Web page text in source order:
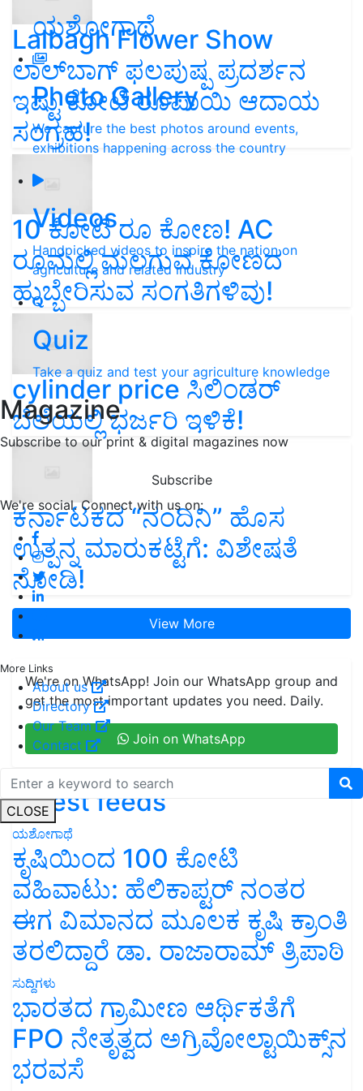
ಯಶೋಗಾಥೆ
Photo Gallery
We capture the best photos around events,
exhibitions happening across the country
Videos
Handpicked videos to inspire the nation on
agriculture and related industry
Quiz
Take a quiz and test your agriculture knowledge
Magazine
Subscribe to our print & digital magazines now
Subscribe
We're social. Connect with us on:
More Links
About us
Directory
Our Team
Contact
CLOSE
Lalbagh Flower Show
ಲಾಲ್‌ಬಾಗ್ ಫಲಪುಷ್ಪ ಪ್ರದರ್ಶನ
ಇಷ್ಟು ಕೋಟಿ ರೂಪಾಯಿ ಆದಾಯ
ಸಂಗ್ರಹ!
10 ಕೋಟಿ ರೂ ಕೋಣ! AC
ರೂಮಲ್ಲಿ ಮಲಗುವ ಕೋಣದ
ಹುಬ್ಬೇರಿಸುವ ಸಂಗತಿಗಳಿವು!
cylinder price ಸಿಲಿಂಡರ್‌
ಬೆಲೆಯಲ್ಲಿ ಭರ್ಜರಿ ಇಳಿಕೆ!
ಕರ್ನಾಟಕದ “ನಂದಿನಿ” ಹೊಸ
ಉತ್ಪನ್ನ ಮಾರುಕಟ್ಟೆಗೆ: ವಿಶೇಷತೆ
ನೋಡಿ!
View More
We're on WhatsApp! Join our WhatsApp group and
get the most important updates you need. Daily.
Join on WhatsApp
Latest feeds
ಯಶೋಗಾಥೆ
ಕೃಷಿಯಿಂದ 100 ಕೋಟಿ
ವಹಿವಾಟು: ಹೆಲಿಕಾಪ್ಟರ್ ನಂತರ
ಈಗ ವಿಮಾನದ ಮೂಲಕ ಕೃಷಿ ಕ್ರಾಂತಿ
ತರಲಿದ್ದಾರೆ ಡಾ. ರಾಜಾರಾಮ್ ತ್ರಿಪಾಠಿ
ಸುದ್ದಿಗಳು
ಭಾರತದ ಗ್ರಾಮೀಣ ಆರ್ಥಿಕತೆಗೆ
FPO ನೇತೃತ್ವದ ಅಗ್ರಿವೋಲ್ಟಾಯಿಕ್ಸ್‌ನ
ಭರವಸೆ